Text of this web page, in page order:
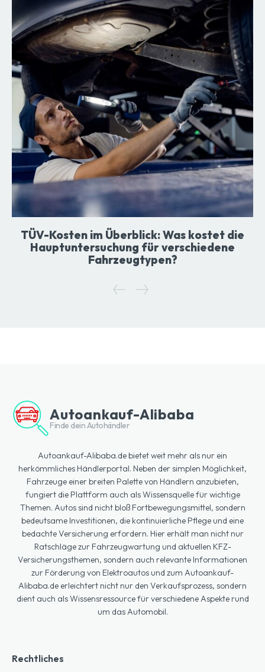
TÜV-Kosten im Überblick: Was kostet die
Hauptuntersuchung für verschiedene
Fahrzeugtypen?
Autoankauf-Alibaba
Finde dein Autohändler
Autoankauf-Alibaba.de bietet weit mehr als nur ein
herkömmliches Händlerportal. Neben der simplen Möglichkeit,
Fahrzeuge einer breiten Palette von Händlern anzubieten,
fungiert die Plattform auch als Wissensquelle für wichtige
Themen. Autos sind nicht bloß Fortbewegungsmittel, sondern
bedeutsame Investitionen, die kontinuierliche Pflege und eine
bedachte Versicherung erfordern. Hier erhält man nicht nur
Ratschläge zur Fahrzeugwartung und aktuellen KFZ-
Versicherungsthemen, sondern auch relevante Informationen
zur Förderung von Elektroautos und zum Autoankauf-
Alibaba.de erleichtert nicht nur den Verkaufsprozess, sondern
dient auch als Wissensressource für verschiedene Aspekte rund
um das Automobil.
Rechtliches